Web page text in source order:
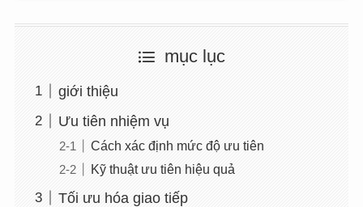
mục lục
giới thiệu
Ưu tiên nhiệm vụ
Cách xác định mức độ ưu tiên
Kỹ thuật ưu tiên hiệu quả
Tối ưu hóa giao tiếp